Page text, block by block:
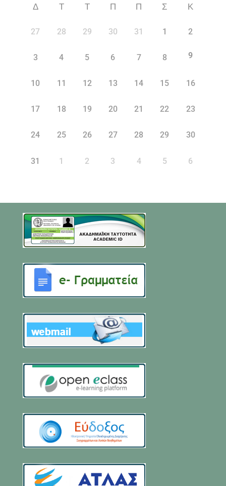
Δ Τ Τ Π Π Σ Κ
27 28 29 30 31 1 2
3 4 5 6 7 8 9
10 11 12 13 14 15 16
17 18 19 20 21 22 23
24 25 26 27 28 29 30
31 1 2 3 4 5 6